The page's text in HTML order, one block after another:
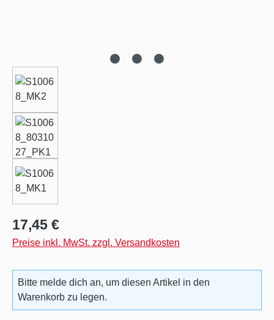
Regulärer Preis:
17,45 €
Preise inkl. MwSt. zzgl. Versandkosten
Bitte melde dich an, um diesen Artikel in den
Warenkorb zu legen.